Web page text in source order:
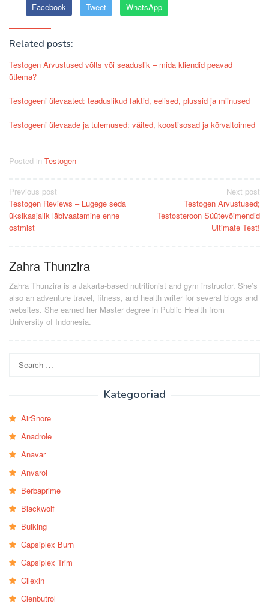
Facebook Tweet WhatsApp
Related posts:
Testogen Arvustused võlts või seaduslik – mida kliendid peavad
ütlema?
Testogeeni ülevaated: teaduslikud faktid, eelised, plussid ja miinused
Testogeeni ülevaade ja tulemused: väited, koostisosad ja kõrvaltoimed
Posted in Testogen
Post
navigation
Previous post
Testogen Reviews – Lugege seda
üksikasjalik läbivaatamine enne
ostmist
Next post
Testogen Arvustused;
Testosteroon Süütevõimendid
Ultimate Test!
Zahra Thunzira
Zahra Thunzira is a Jakarta-based nutritionist and gym instructor. She’s
also an adventure travel, fitness, and health writer for several blogs and
websites. She earned her Master degree in Public Health from
University of Indonesia.
for:
Kategooriad
AirSnore
Anadrole
Anavar
Anvarol
Berbaprime
Blackwolf
Bulking
Capsiplex Burn
Capsiplex Trim
Cilexin
Clenbutrol